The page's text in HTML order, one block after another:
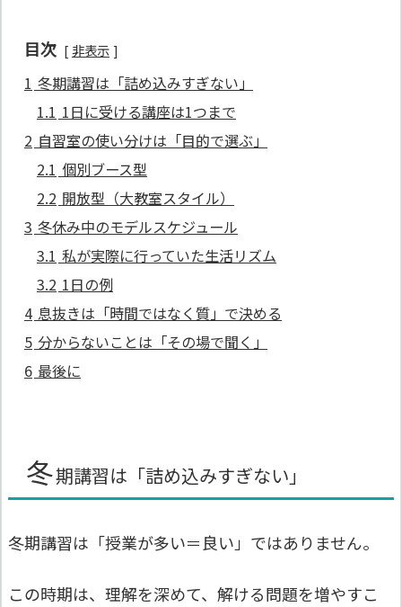
目次 非表示
1 冬期講習は「詰め込みすぎない」
1.1 1日に受ける講座は1つまで
2 自習室の使い分けは「目的で選ぶ」
2.1 個別ブース型
2.2 開放型（大教室スタイル）
3 冬休み中のモデルスケジュール
3.1 私が実際に行っていた生活リズム
3.2 1日の例
4 息抜きは「時間ではなく質」で決める
5 分からないことは「その場で聞く」
6 最後に
冬期講習は「詰め込みすぎない」
冬期講習は「授業が多い＝良い」ではありません。
この時期は、理解を深めて、解ける問題を増やすこ